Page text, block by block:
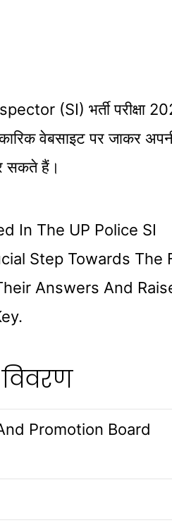
(SI) भर्ती परीक्षा
वेबसाइट पर जाकर
सकते हैं।
In The UP Police SI
Step Towards The
Answers And
Promotion Board